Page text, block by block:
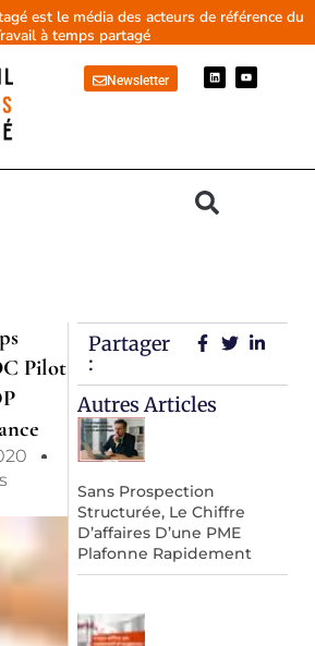
est le média des acteurs de référence du
à temps partagé
Newsletter
L
i
n
Y
o
u
Pilot
Partager
:
Autres Articles
Sans Prospection
Structurée, Le Chiffre
D’affaires D’une PME
Plafonne Rapidement